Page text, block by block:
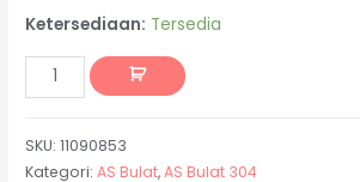
Ketersediaan: Tersedia
SKU:11090853
Kategori:AS Bulat,AS Bulat 304